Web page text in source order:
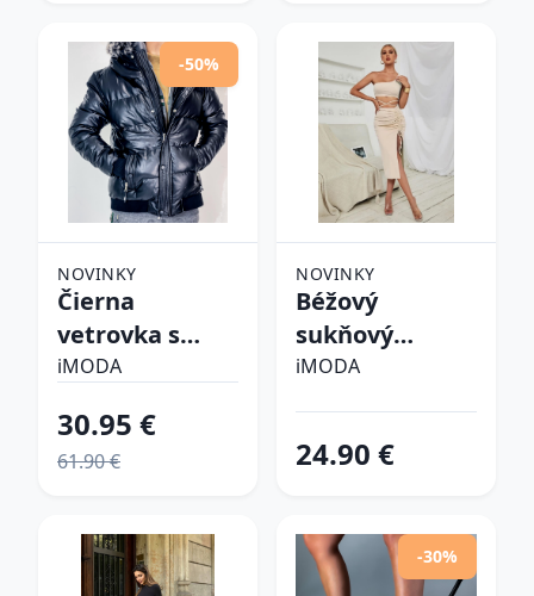
-50%
NOVINKY
Čierna
vetrovka s
kapucňou
iMODA
30.95 €
61.90 €
NOVINKY
Béžový
sukňový
komplet
iMODA
24.90 €
-30%